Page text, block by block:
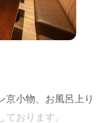
京小物、お風呂上り
おります。